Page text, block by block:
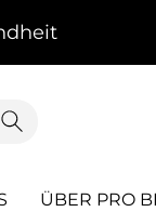
ÜBER PRO